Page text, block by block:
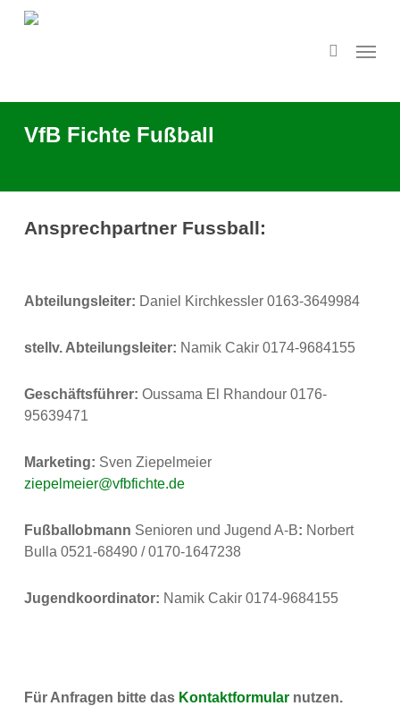
Skip
Menu
VfB Fichte Fußball
Ansprechpartner Fussball:
Abteilungsleiter: Daniel Kirchkessler 0163-3649984
stellv. Abteilungsleiter: Namik Cakir 0174-9684155
Geschäftsführer: Oussama El Rhandour 0176-
95639471
Marketing: Sven Ziepelmeier
ziepelmeier@vfbfichte.de
Fußballobmann Senioren und Jugend A-B: Norbert
Bulla 0521-68490 / 0170-1647238
Jugendkoordinator: Namik Cakir 0174-9684155
Für Anfragen bitte das Kontaktformularnutzen.